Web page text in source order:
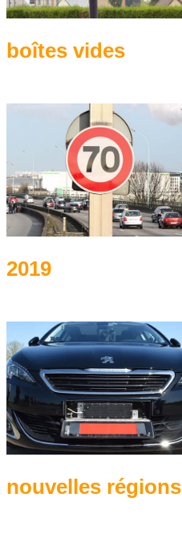
boîtes vides
2019
nouvelles régions